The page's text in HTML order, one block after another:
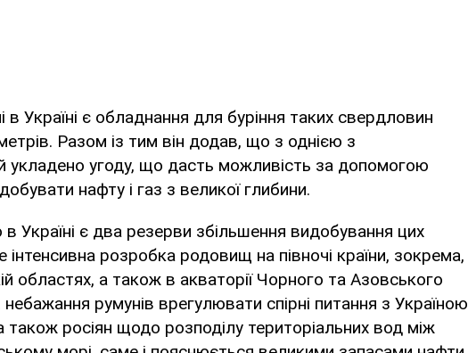
в Україні є обладнання для буріння таких свердловин
Разом із тим він додав, що з однією з
укладено угоду, що дасть можливість за допомогою
нафту і газ з великої глибини.
Україні є два резерви збільшення видобування цих
інтенсивна розробка родовищ на півночі країни, зокрема,
областях, а також в акваторії Чорного та Азовського
румунів врегулювати спірні питання з Україною
також росіян щодо розподілу територіальних вод між